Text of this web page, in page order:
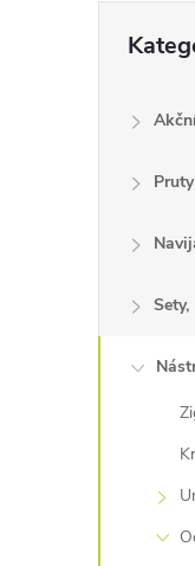
kategorie
Pruty
Sety,